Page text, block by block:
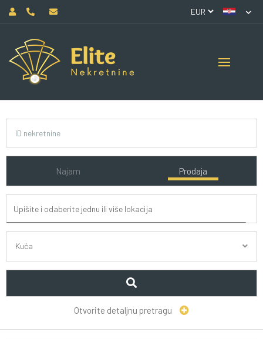
Najam Prodaja
Kuća
Otvorite detaljnu pretragu